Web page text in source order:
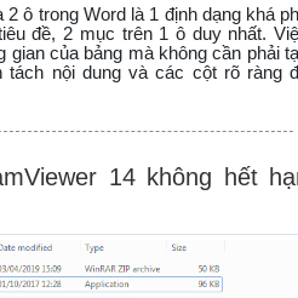
ô trong Word là 1 định dạng khá
đề, 2 mục trên 1 ô duy nhất.
gian của bảng mà không cần phải
tách nội dung và các cột rõ ràng
14 không hết